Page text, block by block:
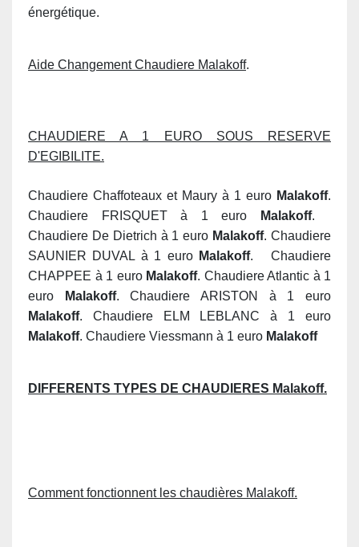
énergétique.
Aide Changement Chaudiere Malakoff.
CHAUDIERE A 1 EURO SOUS RESERVE
D'EGIBILITE.
Chaudiere Chaffoteaux et Maury à 1 euro Malakoff.
Chaudiere FRISQUET à 1 euro
Malakoff.
Chaudiere De Dietrich à 1 euro Malakoff. Chaudiere
SAUNIER DUVAL à 1 euro Malakoff. Chaudiere
CHAPPEE à 1 euro Malakoff. Chaudiere Atlantic à 1
euro
Malakoff. Chaudiere ARISTON à 1 euro
Malakoff. Chaudiere ELM LEBLANC à 1 euro
Malakoff. Chaudiere Viessmann à 1 euro Malakoff
DIFFERENTS TYPES DE CHAUDIERES Malakoff.
Comment fonctionnent les chaudières Malakoff.